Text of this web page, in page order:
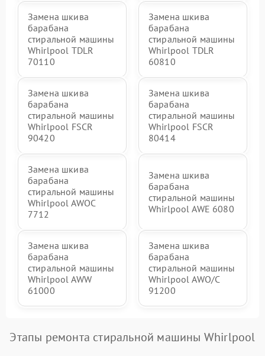
Замена шкива
барабана
стиральной машины
Whirlpool TDLR
70110
Замена шкива
барабана
стиральной машины
Whirlpool TDLR
60810
Замена шкива
барабана
стиральной машины
Whirlpool FSCR
90420
Замена шкива
барабана
стиральной машины
Whirlpool FSCR
80414
Замена шкива
барабана
стиральной машины
Whirlpool AWOC
7712
Замена шкива
барабана
стиральной машины
Whirlpool AWE 6080
Замена шкива
барабана
стиральной машины
Whirlpool AWW
61000
Замена шкива
барабана
стиральной машины
Whirlpool AWO/C
91200
Этапы ремонта стиральной машины Whirlpool